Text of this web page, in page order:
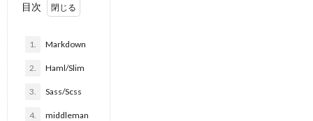
目次
1. Markdown
2. Haml/Slim
3. Sass/Scss
4. middleman